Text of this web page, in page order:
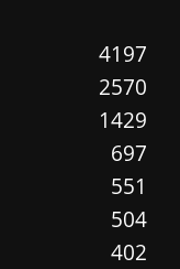
4197
2570
1429
697
551
504
402